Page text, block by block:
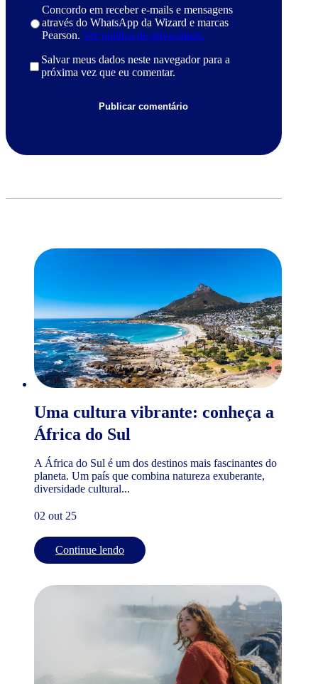
Concordo em receber e-mails e mensagens
através do WhatsApp da Wizard e marcas
Pearson. Ver política de privacidade.
Salvar meus dados neste navegador para a
próxima vez que eu comentar.
Uma cultura vibrante: conheça a
África do Sul
A África do Sul é um dos destinos mais fascinantes do
planeta. Um país que combina natureza exuberante,
diversidade cultural...
02 out 25
Continue lendo